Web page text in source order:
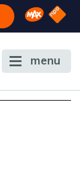
Omroep
NPO
menu